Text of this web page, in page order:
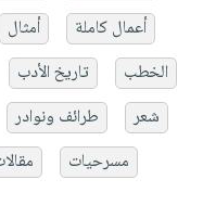
أعمال كاملة
أمثال
الخطب
تاريخ الأدب
شعر
طرائف ونوادر
مسرحيات